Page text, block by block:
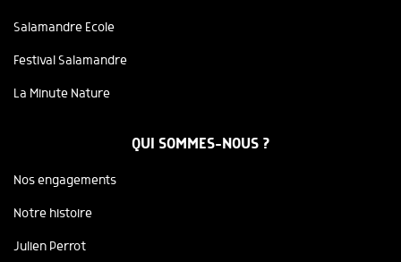
Salamandre Ecole
Festival Salamandre
La Minute Nature
QUI SOMMES-NOUS ?
Nos engagements
Notre histoire
Julien Perrot